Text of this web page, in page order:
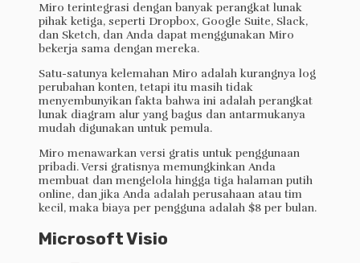
Miro terintegrasi dengan banyak perangkat lunak
pihak ketiga, seperti Dropbox, Google Suite, Slack,
dan Sketch, dan Anda dapat menggunakan Miro
bekerja sama dengan mereka.
Satu-satunya kelemahan Miro adalah kurangnya log
perubahan konten, tetapi itu masih tidak
menyembunyikan fakta bahwa ini adalah perangkat
lunak diagram alur yang bagus dan antarmukanya
mudah digunakan untuk pemula.
Miro menawarkan versi gratis untuk penggunaan
pribadi. Versi gratisnya memungkinkan Anda
membuat dan mengelola hingga tiga halaman putih
online, dan jika Anda adalah perusahaan atau tim
kecil, maka biaya per pengguna adalah $8 per bulan.
Microsoft Visio